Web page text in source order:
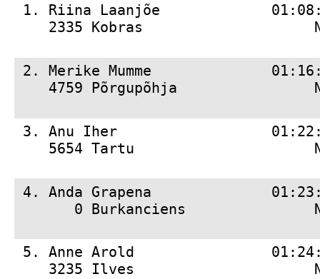
1. Riina Laanjõe
2335 Kobras
2. Merike Mumme
4759 Põrgupõhja
3. Anu Iher
5654 Tartu
4. Anda Grapena
0 Burkanciens
5. Anne Arold
3235 Ilves